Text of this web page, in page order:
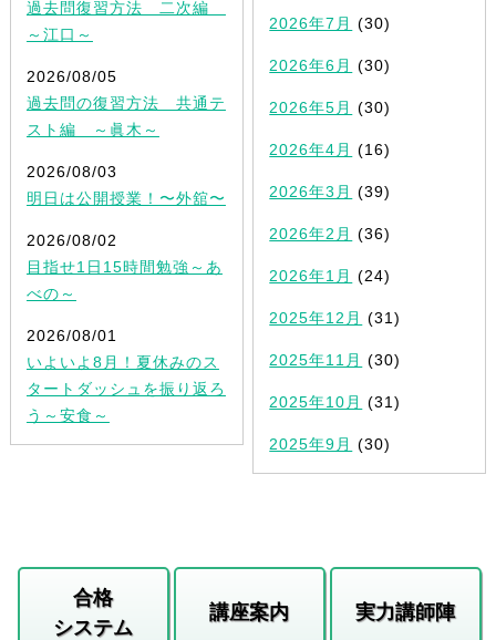
過去問復習方法 二次編
～江口～
2026/08/05
過去問の復習方法 共通テ
スト編 ～眞木～
2026/08/03
明日は公開授業！〜外舘〜
2026/08/02
目指せ1日15時間勉強～あ
べの～
2026/08/01
いよいよ8月！夏休みのス
タートダッシュを振り返ろ
う～安食～
2026年7月 (30)
2026年6月 (30)
2026年5月 (30)
2026年4月 (16)
2026年3月 (39)
2026年2月 (36)
2026年1月 (24)
2025年12月 (31)
2025年11月 (30)
2025年10月 (31)
2025年9月 (30)
合格
システム
講座案内 実力講師陣